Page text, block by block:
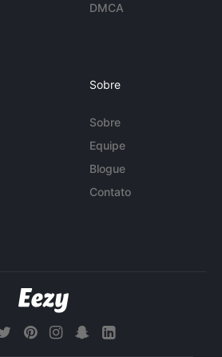
DMCA
Sobre
Sobre
Equipe
Blogue
Contato